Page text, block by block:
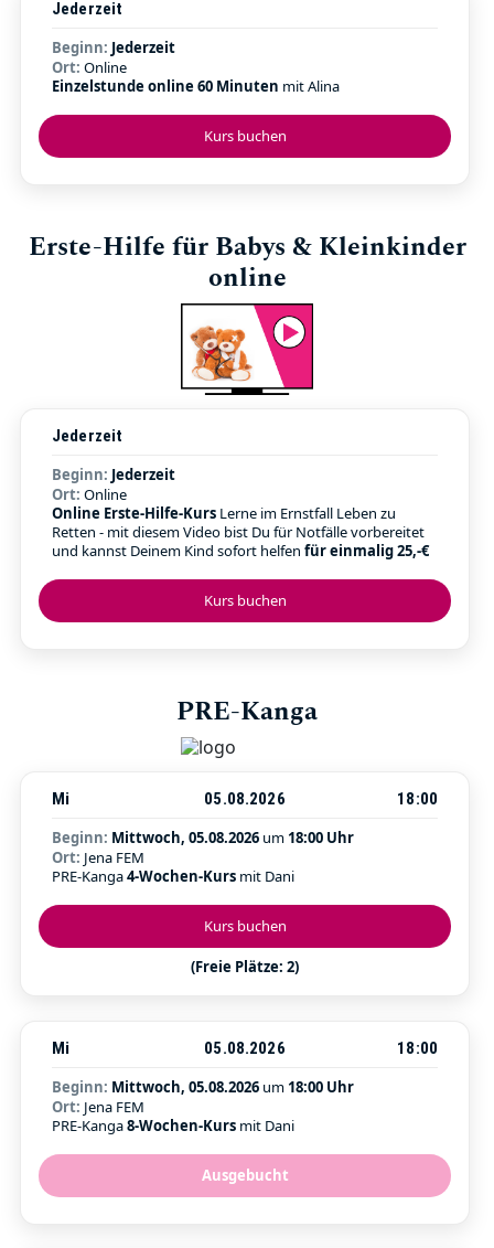
Kurs buchen
Jederzeit
Beginn: Jederzeit
Ort: Online
Einzelstunde online 60 Minuten mit Alina
Erste-Hilfe für Babys & Kleinkinder
online
Kurs buchen
Jederzeit
Beginn: Jederzeit
Ort: Online
Online Erste-Hilfe-Kurs Lerne im Ernstfall Leben zu
Retten - mit diesem Video bist Du für Notfälle vorbereitet
und kannst Deinem Kind sofort helfen für einmalig 25,-€
PRE-Kanga
Kurs buchen
(Freie Plätze: 2)
Mi 05.08.2026
18:00
Beginn: Mittwoch, 05.08.2026 um 18:00 Uhr
Ort: Jena FEM
PRE-Kanga4-Wochen-Kurs mit Dani
Ausgebucht
Mi 05.08.2026
18:00
Beginn: Mittwoch, 05.08.2026 um 18:00 Uhr
Ort: Jena FEM
PRE-Kanga8-Wochen-Kurs mit Dani